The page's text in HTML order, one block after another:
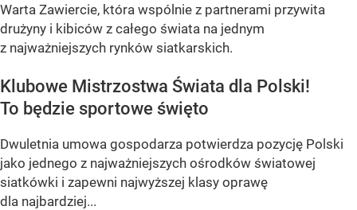
Warta Zawiercie, która wspólnie z partnerami przywita
drużyny i kibiców z całego świata na jednym
z najważniejszych rynków siatkarskich.
Klubowe Mistrzostwa Świata dla Polski!
To będzie sportowe święto
Dwuletnia umowa gospodarza potwierdza pozycję Polski
jako jednego z najważniejszych ośrodków światowej
siatkówki i zapewni najwyższej klasy oprawę
dla najbardziej...